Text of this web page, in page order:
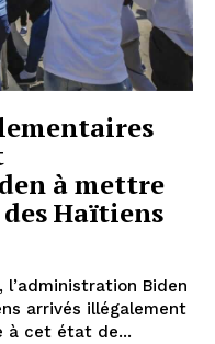
à mettre
Haïtiens
Biden
arrivés illégalement
à cet état de...